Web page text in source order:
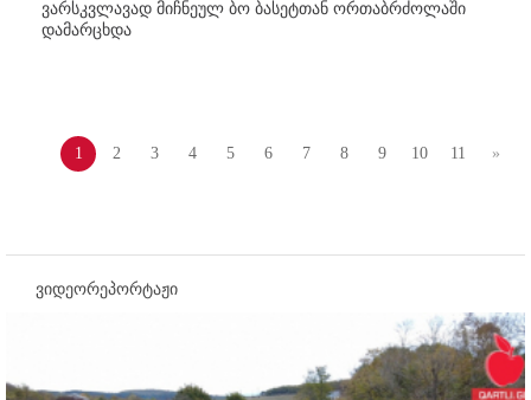
ვარსკვლავად მიჩნეულ ბო ბასეტთან ორთაბრძოლაში
დამარცხდა
1 2 3 4 5 6 7 8 9 10 11 »
ვიდეორეპორტაჟი